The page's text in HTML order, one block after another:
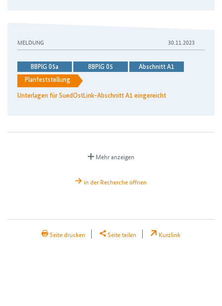
MELDUNG 30.11.2023
BBPlG 05a BBPlG 05
Abschnitt A1
Planfeststellung
Unterlagen für SuedOstLink-Abschnitt A1 eingereicht
Mehr anzeigen
in der Recherche öffnen
Seite drucken Seite teilen Kurzlink